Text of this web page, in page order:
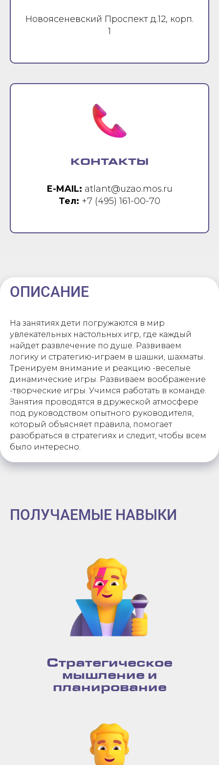
Новоясеневский Проспект д.12, корп.
1
КОНТАКТЫ
E-MAIL: atlant@uzao.mos.ru
Тел: +7 (495) 161-00-70
ОПИСАНИЕ
На занятиях дети погружаются в мир
увлекательных настольных игр, где каждый
найдет развлечение по душе. Развиваем
логику и стратегию-играем в шашки, шахматы.
Тренируем внимание и реакцию -веселые
динамические игры. Развиваем воображение
-творческие игры. Учимся работать в команде.
Занятия проводятся в дружеской атмосфере
под руководством опытного руководителя,
который объясняет правила, помогает
разобраться в стратегиях и следит, чтобы всем
было интересно.
ПОЛУЧАЕМЫЕ НАВЫКИ
Стратегическое
мышление и
планирование